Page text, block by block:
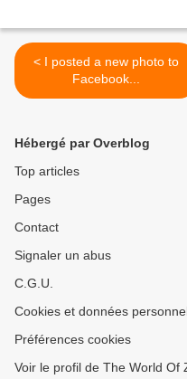
< I posted a new photo to
Facebook...
Hébergé par Overblog
Top articles
Pages
Contact
Signaler un abus
C.G.U.
Cookies et données
Préférences cookies
Voir le profil de The World Of